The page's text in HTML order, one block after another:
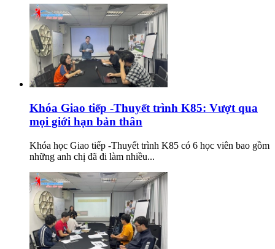
Khóa Giao tiếp -Thuyết trình K85: Vượt qua
mọi giới hạn bản thân
Khóa học Giao tiếp -Thuyết trình K85 có 6 học viên bao gồm
những anh chị đã đi làm nhiều...